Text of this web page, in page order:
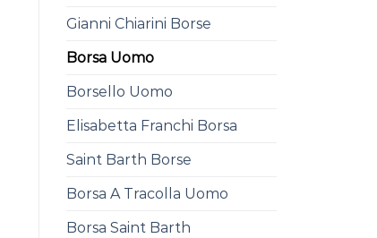
Gianni Chiarini Borse
Borsa Uomo
Borsello Uomo
Elisabetta Franchi Borsa
Saint Barth Borse
Borsa A Tracolla Uomo
Borsa Saint Barth